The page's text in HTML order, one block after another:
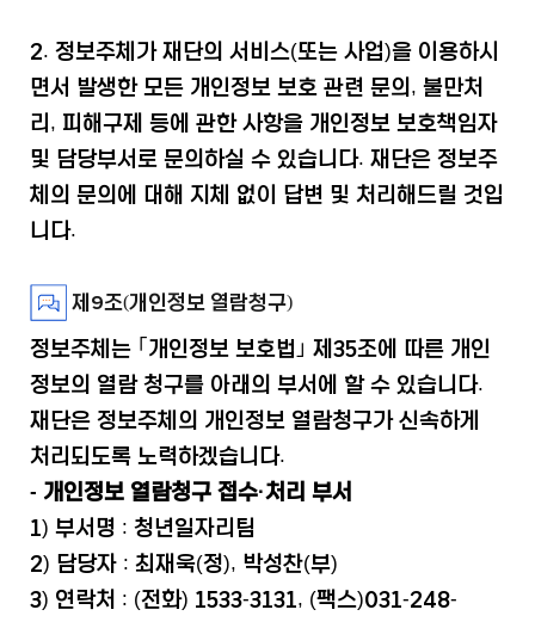
2. 정보주체가 재단의 서비스(또는 사업)을 이용하시
면서 발생한 모든 개인정보 보호 관련 문의, 불만처
리, 피해구제 등에 관한 사항을 개인정보 보호책임자
및 담당부서로 문의하실 수 있습니다. 재단은 정보주
체의 문의에 대해 지체 없이 답변 및 처리해드릴 것입
니다.
제9조(개인정보 열람청구)
정보주체는 ｢개인정보 보호법｣ 제35조에 따른 개인
정보의 열람 청구를 아래의 부서에 할 수 있습니다.
재단은 정보주체의 개인정보 열람청구가 신속하게
처리되도록 노력하겠습니다.
- 개인정보 열람청구 접수·처리 부서
1) 부서명 : 청년일자리팀
2) 담당자 : 최재욱(정), 박성찬(부)
3) 연락처 : (전화) 1533-3131, (팩스)031-248-